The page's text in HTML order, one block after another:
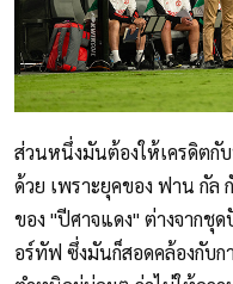
ส่วนหนึ่งมันต้องให้เครดิตกั
ด้วย เพราะยุคของ ฟาน กั
ของ "ปีศาจแดง" ต่างจากชุ
อร์ทัฟ ซึ่งมันก็สอดคล้องกับ